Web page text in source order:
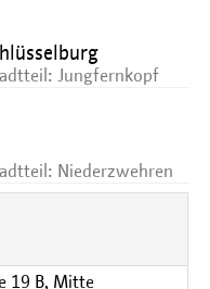
Jungfernkopf
Niederzwehren
19 B, Mitte